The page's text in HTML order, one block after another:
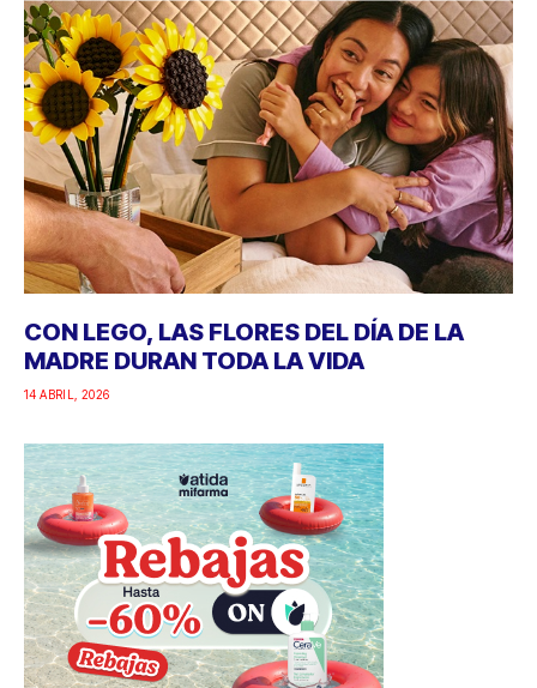
CON LEGO, LAS FLORES DEL DÍA DE LA
MADRE DURAN TODA LA VIDA
14 ABRIL, 2026